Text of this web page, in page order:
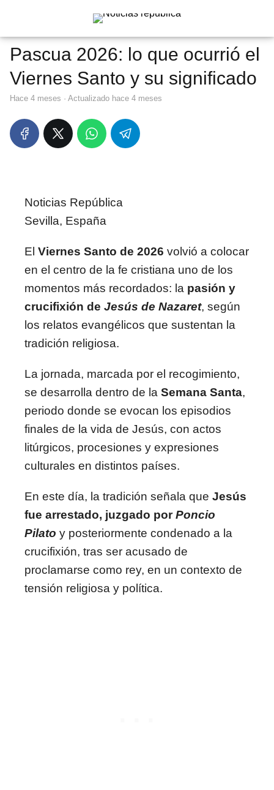
Pascua 2026: lo que ocurrió el
Viernes Santo y su significado
hace 4 meses · Actualizado hace 4 meses
Noticias República
Sevilla, España
El Viernes Santo de 2026 volvió a colocar
en el centro de la fe cristiana uno de los
momentos más recordados: la pasión y
crucifixión de Jesús de Nazaret, según
los relatos evangélicos que sustentan la
tradición religiosa.
La jornada, marcada por el recogimiento,
se desarrolla dentro de la Semana Santa,
periodo donde se evocan los episodios
finales de la vida de Jesús, con actos
litúrgicos, procesiones y expresiones
culturales en distintos países.
En este día, la tradición señala que Jesús
fue arrestado, juzgado porPoncio
Pilato y posteriormente condenado a la
crucifixión, tras ser acusado de
proclamarse como rey, en un contexto de
tensión religiosa y política.